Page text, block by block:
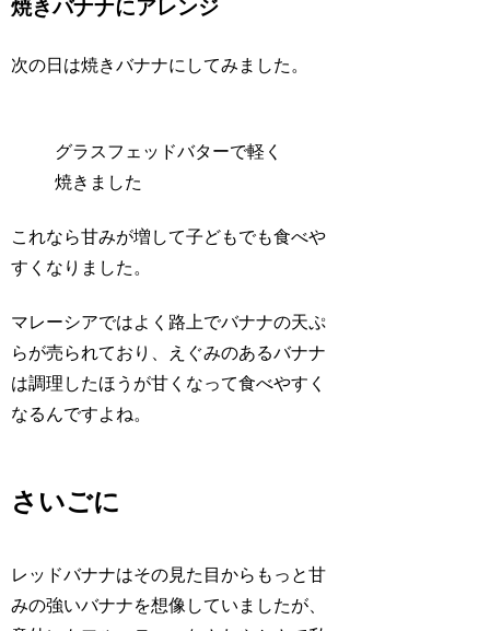
焼きバナナにアレンジ
次の日は焼きバナナにしてみました。
グラスフェッドバターで軽く
焼きました
これなら甘みが増して子どもでも食べや
すくなりました。
マレーシアではよく路上でバナナの天ぷ
らが売られており、えぐみのあるバナナ
は調理したほうが甘くなって食べやすく
なるんですよね。
さいごに
レッドバナナはその見た目からもっと甘
みの強いバナナを想像していましたが、